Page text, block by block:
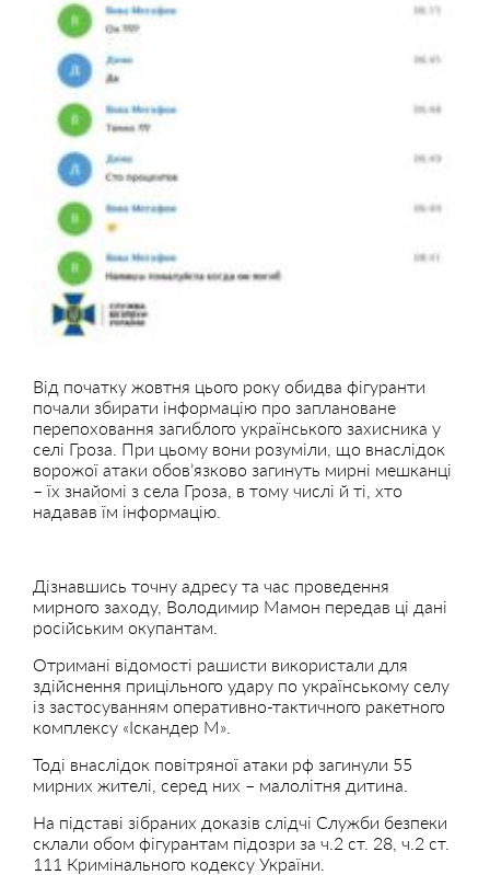
Від початку жовтня цього року обидва фігуранти
почали збирати інформацію про заплановане
перепоховання загиблого українського захисника у
селі Гроза. При цьому вони розуміли, що внаслідок
ворожої атаки обов’язково загинуть мирні мешканці
– їх знайомі з села Гроза, в тому числі й ті, хто
надавав їм інформацію.
Дізнавшись точну адресу та час проведення
мирного заходу, Володимир Мамон передав ці дані
російським окупантам.
Отримані відомості рашисти використали для
здійснення прицільного удару по українському селу
із застосуванням оперативно-тактичного ракетного
комплексу «Іскандер М».
Тоді внаслідок повітряної атаки рф загинули 55
мирних жителі, серед них – малолітня дитина.
На підставі зібраних доказів слідчі Служби безпеки
склали обом фігурантам підозри за ч.2 ст. 28, ч.2 ст.
111 Кримінального кодексу України.